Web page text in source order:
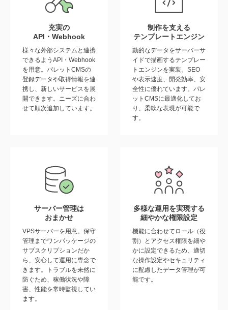
充実の
API・Webhook
様々な外部システムと連携
できるようAPI・Webhook
を用意。パレットCMSの
登録データや取得情報を連
携し、新しいサービスを展
開できます。ニーズに合わ
せて順次追加しています。
制作を支える
テンプレートエンジン
動的なデータをサーバーサ
イドで描画するテンプレー
トエンジンを実装。SEO
や表示速度、開発効率、安
全性に優れています。パレ
ットCMSに最適化してお
り、柔軟な表現が可能で
す。
サーバー管理は
おまかせ
VPSサーバーを用意。保守
管理までワンパッケージの
サブスクリプションだか
ら、安心して運用に専念で
きます。トラブルを未然に
防ぐため、稼働状況や障
害、性能を常時監視してい
ます。
多様な運用を実現する
細やかな権限設定
機能に合わせてロール（役
割）とアクセス権限を細や
かに設定できるため、適切
な操作設定やセキュリティ
に配慮したデータ管理が可
能です。